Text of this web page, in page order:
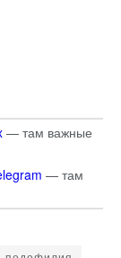
— там важные
— там